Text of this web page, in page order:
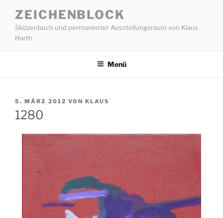
Inhalt
springen
ZEICHENBLOCK
Skizzenbuch und permanenter Ausstellungsraum von Klaus
Harth
Menü
VERÖFFENTLICHT
AM
5. MÄRZ 2012 VON KLAUS
1280